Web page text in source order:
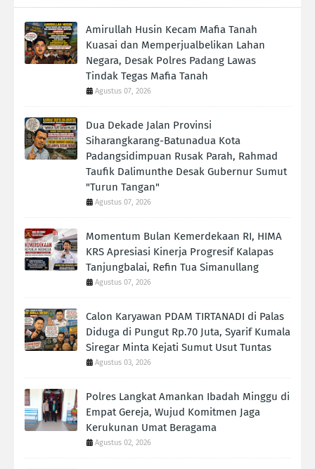
Amirullah Husin Kecam Mafia Tanah
Kuasai dan Memperjualbelikan Lahan
Negara, Desak Polres Padang Lawas
Tindak Tegas Mafia Tanah
Agustus 07, 2026
Dua Dekade Jalan Provinsi
Siharangkarang-Batunadua Kota
Padangsidimpuan Rusak Parah, Rahmad
Taufik Dalimunthe Desak Gubernur Sumut
"Turun Tangan"
Agustus 07, 2026
Momentum Bulan Kemerdekaan RI, HIMA
KRS Apresiasi Kinerja Progresif Kalapas
Tanjungbalai, Refin Tua Simanullang
Agustus 07, 2026
Calon Karyawan PDAM TIRTANADI di Palas
Diduga di Pungut Rp.70 Juta, Syarif Kumala
Siregar Minta Kejati Sumut Usut Tuntas
Agustus 03, 2026
Polres Langkat Amankan Ibadah Minggu di
Empat Gereja, Wujud Komitmen Jaga
Kerukunan Umat Beragama
Agustus 02, 2026